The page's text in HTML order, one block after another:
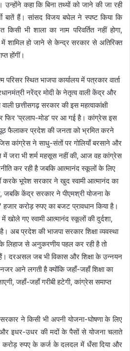
कहा कि बिना तथ्यों को जाने की जा रही
बातें हैं। सांसद विजय बघेल ने स्पष्ट किया कि
किसी भी शाला का नाम परिवर्तित नहीं होगा,
में शामिल हो जाने से केन्द्र सरकार से अतिरिक्त
होंगीं।
स्थित भाजपा कार्यालय में पत्रकार वार्ता
नरेंद्र मोदी के नेतृत्व वाली केंद्र और
छत्तीसगढ़ सरकार की इस महत्वाकांक्षी
फिर ‘प्रलाप-मोड’ पर आ गई है। कांग्रेस इस
फैलाकर प्रदेश की जनता को भ्रमित करने
कांग्रेस ने साधु-संतों पर गोलियाँ बरसाने और
में जरा भी शर्म महसूस नहीं की, आज वह कांग्रेस
कर रही है जबकि आत्मानंद स्कूलों के लिए
करके भूपेश सरकार ने खुद स्वामी आत्मानंद का
जबकि केंद्र सरकार ने पीएमश्री योजना के
हजार करोड़ रुपए का बजट प्रावधान किया है।
खोले गए स्वामी आत्मानंद स्कूलों की दुर्दशा,
अब प्रदेश की भाजपा सरकार शिक्षा व्यवस्था
के लिहाज से अनुकरणीय पहल कर रही है तो
दरअसल जब भी विकास और शिक्षा के उन्नयन
आने लगती है क्योंकि जहाँ-जहाँ शिक्षा का
जहाँ-जहाँ गरीबी हटेगी, कांग्रेस समाप्त
ने किसी भी अपनी योजना-घोषणा के लिए
और इधर-उधर की मदों के पैसों से योजना चलाते
करोड़ रुपए के कर्ज के दलदल में धँसा दिया और